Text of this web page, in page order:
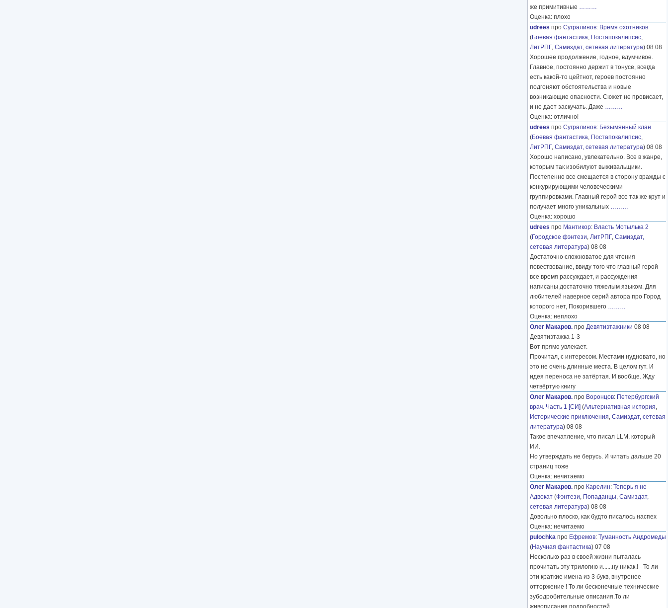
же примитивные ………
Оценка: плохо
udrees про Сугралинов: Время охотников
(Боевая фантастика, Постапокалипсис,
ЛитРПГ, Самиздат, сетевая литература) 08 08
Хорошее продолжение, годное, вдумчивое.
Главное, постоянно держит в тонусе, всегда
есть какой-то цейтнот, героев постоянно
подгоняют обстоятельства и новые
возникающие опасности. Сюжет не провисает,
и не дает заскучать. Даже ………
Оценка: отлично!
udrees про Сугралинов: Безымянный клан
(Боевая фантастика, Постапокалипсис,
ЛитРПГ, Самиздат, сетевая литература) 08 08
Хорошо написано, увлекательно. Все в жанре,
которым так изобилуют выживальщики.
Постепенно все смещается в сторону вражды с
конкурирующими человеческими
группировками. Главный герой все так же крут и
получает много уникальных ………
Оценка: хорошо
udrees про Мантикор: Власть Мотылька 2
(Городское фэнтези, ЛитРПГ, Самиздат,
сетевая литература) 08 08
Достаточно сложноватое для чтения
повествование, ввиду того что главный герой
все время рассуждает, и рассуждения
написаны достаточно тяжелым языком. Для
любителей наверное серий автора про Город
которого нет, Покорившего ………
Оценка: неплохо
Олег Макаров. про Девятиэтажники 08 08
Девятиэтажка 1-3
Вот прямо увлекает.
Прочитал, с интересом. Местами нудновато, но
это не очень длинные места. В целом гут. И
идея переноса не затёртая. И вообще. Жду
четвёртую книгу
Олег Макаров. про Воронцов: Петербургский
врач. Часть 1 [СИ] (Альтернативная история,
Исторические приключения, Самиздат, сетевая
литература) 08 08
Такое впечатление, что писал LLM, который
ИИ.
Но утверждать не берусь. И читать дальше 20
страниц тоже
Оценка: нечитаемо
Олег Макаров. про Карелин: Теперь я не
Адвокат (Фэнтези, Попаданцы, Самиздат,
сетевая литература) 08 08
Довольно плоско, как будто писалось наспех
Оценка: нечитаемо
pulochka про Ефремов: Туманность Андромеды
(Научная фантастика) 07 08
Несколько раз в своей жизни пыталась
прочитать эту трилогию и......ну никак.! - То ли
эти краткие имена из 3 букв, внутренее
отторжение ! То ли бесконечные технические
зубодробительные описания.То ли